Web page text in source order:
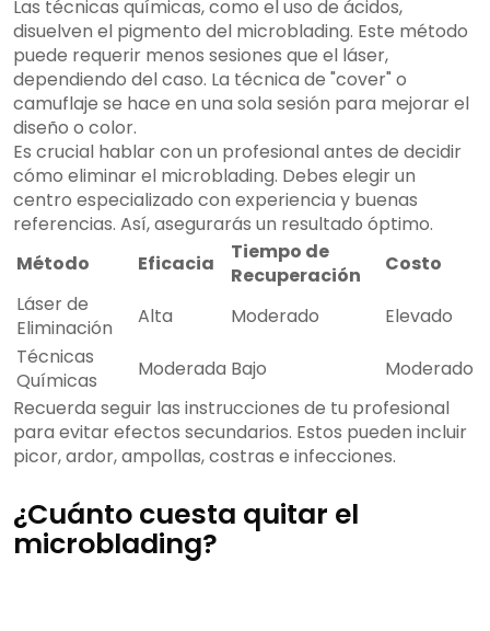
Las técnicas químicas, como el uso de ácidos,
disuelven el pigmento del microblading. Este método
puede requerir menos sesiones que el láser,
dependiendo del caso. La técnica de "cover" o
camuflaje se hace en una sola sesión para mejorar el
diseño o color.
Es crucial hablar con un profesional antes de decidir
cómo eliminar el microblading. Debes elegir un
centro especializado con experiencia y buenas
referencias. Así, asegurarás un resultado óptimo.
Método
Eficacia
Tiempo de
Recuperación
Costo
Láser de
Eliminación
Alta Moderado
Elevado
Técnicas
Químicas
Moderada Bajo
Moderado
Recuerda seguir las instrucciones de tu profesional
para evitar efectos secundarios. Estos pueden incluir
picor, ardor, ampollas, costras e infecciones.
¿Cuánto cuesta quitar el
microblading?